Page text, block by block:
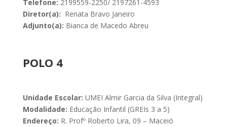
Telefone: 2199559-2250/ 2197261-4593
Diretor(a): Renata Bravo Janeiro
Adjunto(a): Bianca de Macedo Abreu
POLO 4
Unidade Escolar: UMEI Almir Garcia da Silva (Integral)
Modalidade: Educação Infantil (GREIs 3 a 5)
Endereço: R. Profº Roberto Lira, 09 – Maceió